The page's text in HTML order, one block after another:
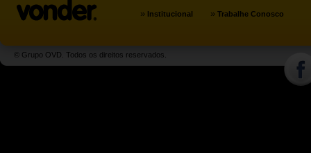
» Institucional » Trabalhe Conosco
© Grupo OVD. Todos os direitos reservados.